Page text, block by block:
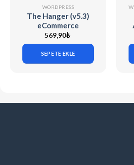
WORDPRESS
The Hanger (v5.3)
eCommerce
WordPress Theme
for WooCommerce
569,90₺
SEPETE EKLE